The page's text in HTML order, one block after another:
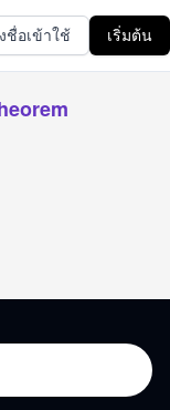
ชื่อเข้าใช้ เริ่มต้น